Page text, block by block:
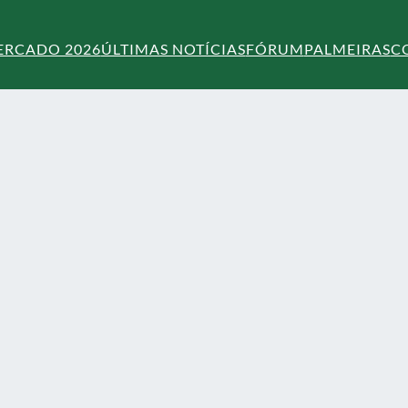
2026ÚLTIMAS NOTÍCIASFÓRUMPALMEIRAS